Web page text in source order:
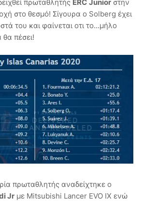
πρωταθλητής ERC Junior στην
στο θεσμό! Σίγουρα ο Solberg έχει
του και φαίνεται οτι το...μήλο
πέσει!
πρωταθλητής αναδείχτηκε ο
Jr με Mitsubishi Lancer EVO IX ενώ